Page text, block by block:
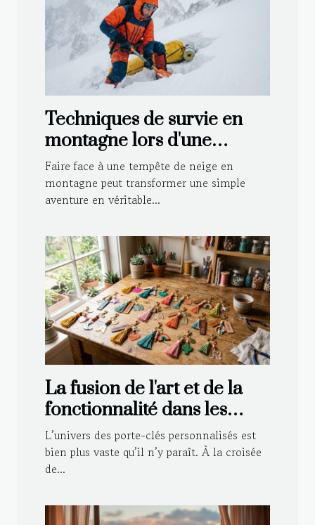
Techniques de survie en
montagne lors d'une
tempête de neige
Faire face à une tempête de neige en
montagne peut transformer une simple
aventure en véritable...
La fusion de l'art et de la
fonctionnalité dans les
porte-clés personnalisés
L’univers des porte-clés personnalisés est
bien plus vaste qu’il n’y paraît. À la croisée
de...